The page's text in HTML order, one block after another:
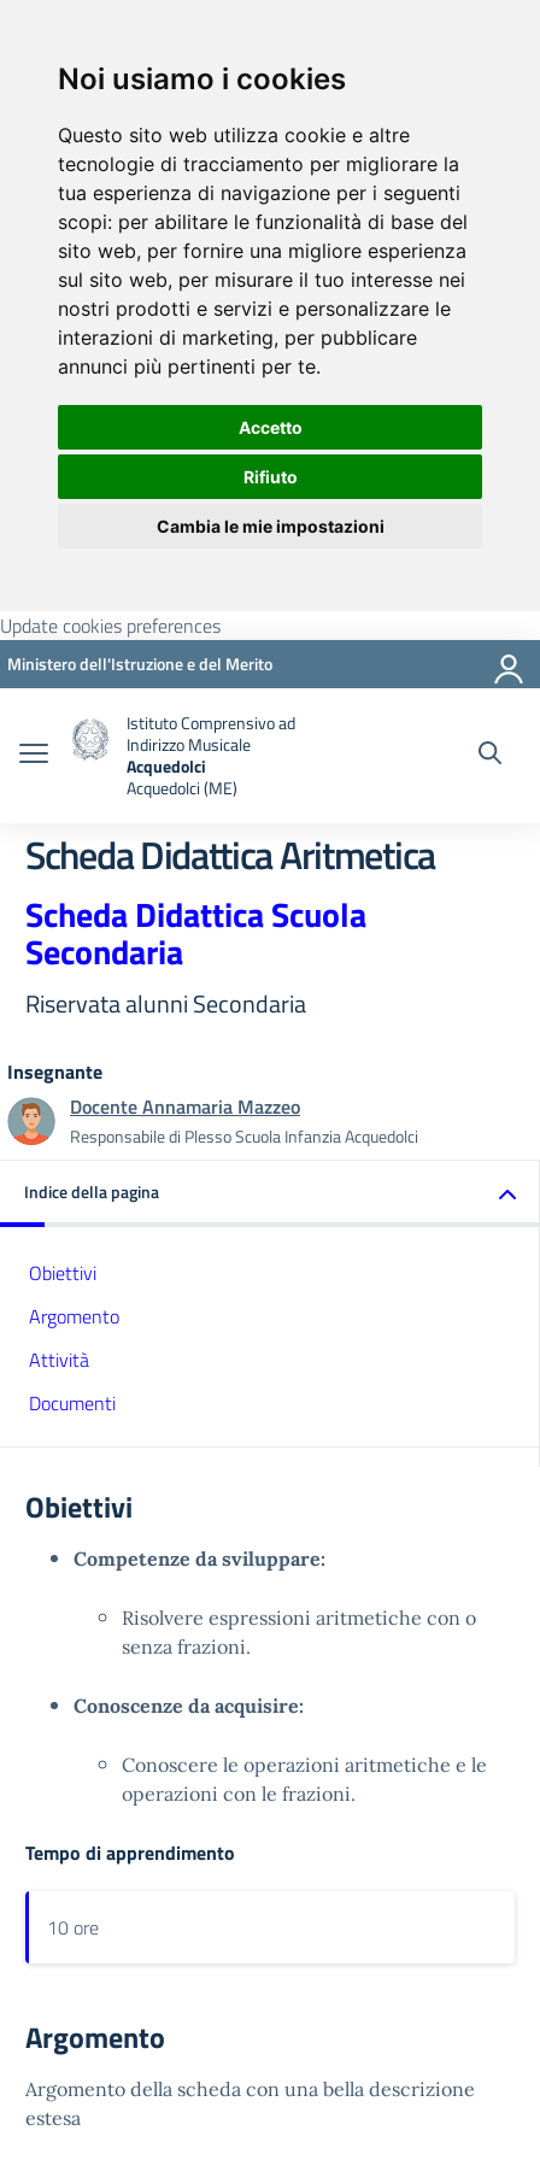
Noi usiamo i cookies
Questo sito web utilizza cookie e altre
tecnologie di tracciamento per migliorare la
tua esperienza di navigazione per i seguenti
scopi: per abilitare le funzionalità di base del
sito web, per fornire una migliore esperienza
sul sito web, per misurare il tuo interesse nei
nostri prodotti e servizi e personalizzare le
interazioni di marketing, per pubblicare
annunci più pertinenti per te.
Accetto
Rifiuto
Cambia le mie impostazioni
Update cookies preferences
Ministero dell'Istruzione e del Merito
Istituto Comprensivo ad
Indirizzo Musicale
Acquedolci
Acquedolci (ME)
Scheda Didattica Aritmetica
Scheda Didattica Scuola
Secondaria
Riservata alunni Secondaria
Insegnante
Docente Annamaria Mazzeo
Responsabile di Plesso Scuola Infanzia Acquedolci
Indice della pagina
Obiettivi
Argomento
Attività
Documenti
Obiettivi
Competenze da sviluppare:
Risolvere espressioni aritmetiche con o
senza frazioni.
Conoscenze da acquisire:
Conoscere le operazioni aritmetiche e le
operazioni con le frazioni.
Tempo di apprendimento
10 ore
Argomento
Argomento della scheda con una bella descrizione
estesa